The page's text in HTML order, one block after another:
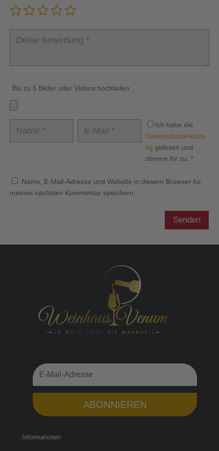
Bis zu 5 Bilder oder Videos hochladen
Ich habe die
Datenschutzerkläru
ng gelesen und
stimme ihr zu.
*
Name, E-Mail-Adresse und Website in diesem Browser für
meinen nächsten Kommentar speichern.
Senden
ABONNIEREN
Informationen